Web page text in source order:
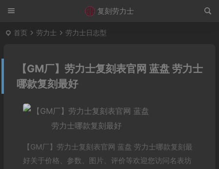
复刻劳力士
首页 劳力士 劳力士日志型
【GM厂】劳力士复刻表官网 蓝盘 劳力士
哪款复刻最好
【GM厂】劳力士复刻表官网 蓝盘 劳力士哪款复刻最
好关于价格、参数、图片、评价等欢迎您访问名表坊